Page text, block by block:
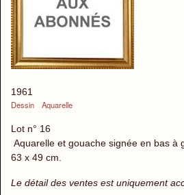
1961
Dessin
Aquarelle
Lot n° 16
Aquarelle et gouache signée en bas à
63 x 49 cm.
Le détail des ventes est uniquement